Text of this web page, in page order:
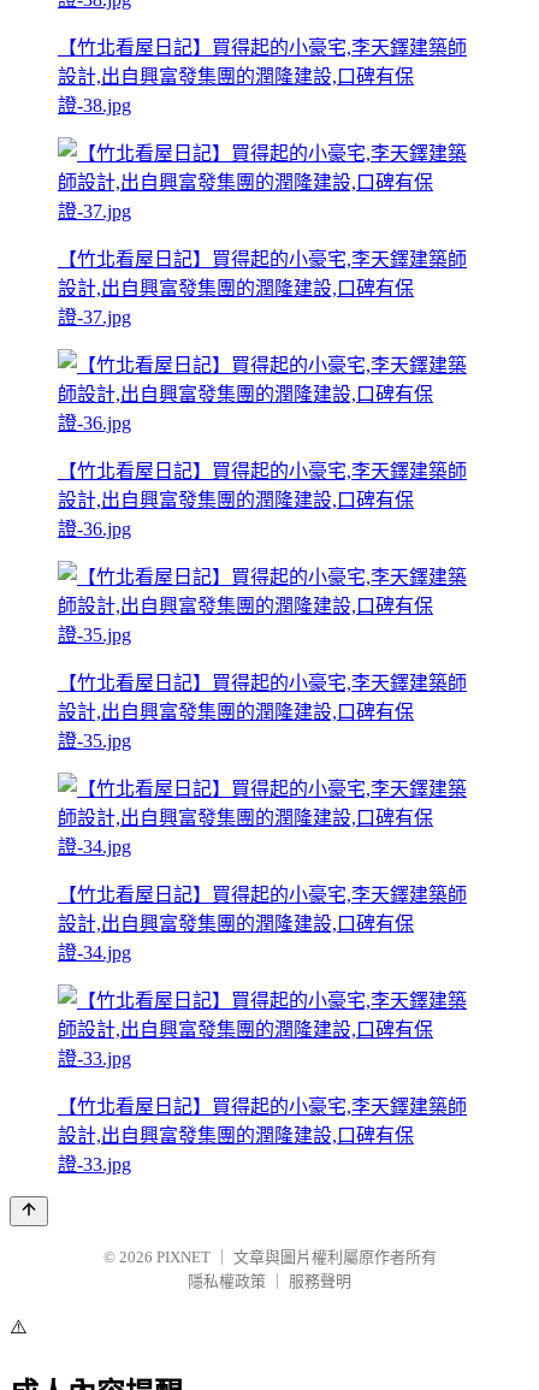
【竹北看屋日記】買得起的小豪宅,李天鐸建築師
設計,出自興富發集團的潤隆建設,口碑有保
證-38.jpg
【竹北看屋日記】買得起的小豪宅,李天鐸建築師
設計,出自興富發集團的潤隆建設,口碑有保
證-37.jpg
【竹北看屋日記】買得起的小豪宅,李天鐸建築師
設計,出自興富發集團的潤隆建設,口碑有保
證-36.jpg
【竹北看屋日記】買得起的小豪宅,李天鐸建築師
設計,出自興富發集團的潤隆建設,口碑有保
證-35.jpg
【竹北看屋日記】買得起的小豪宅,李天鐸建築師
設計,出自興富發集團的潤隆建設,口碑有保
證-34.jpg
【竹北看屋日記】買得起的小豪宅,李天鐸建築師
設計,出自興富發集團的潤隆建設,口碑有保
證-33.jpg
© 2026 PIXNET
文章與圖片權利屬原作者所有
隱私權政策
服務聲明
⚠️